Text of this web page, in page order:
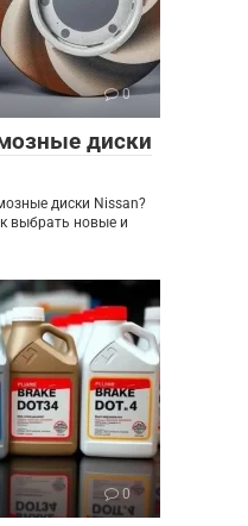
0
диски
диски Nissan?
выбрать новые и
0